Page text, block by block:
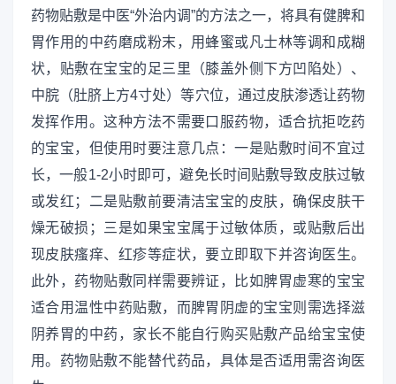
药物贴敷是中医“外治内调”的方法之一，将具有健脾和
胃作用的中药磨成粉末，用蜂蜜或凡士林等调和成糊
状，贴敷在宝宝的足三里（膝盖外侧下方凹陷处）、
中脘（肚脐上方4寸处）等穴位，通过皮肤渗透让药物
发挥作用。这种方法不需要口服药物，适合抗拒吃药
的宝宝，但使用时要注意几点：一是贴敷时间不宜过
长，一般1-2小时即可，避免长时间贴敷导致皮肤过敏
或发红；二是贴敷前要清洁宝宝的皮肤，确保皮肤干
燥无破损；三是如果宝宝属于过敏体质，或贴敷后出
现皮肤瘙痒、红疹等症状，要立即取下并咨询医生。
此外，药物贴敷同样需要辨证，比如脾胃虚寒的宝宝
适合用温性中药贴敷，而脾胃阴虚的宝宝则需选择滋
阴养胃的中药，家长不能自行购买贴敷产品给宝宝使
用。药物贴敷不能替代药品，具体是否适用需咨询医